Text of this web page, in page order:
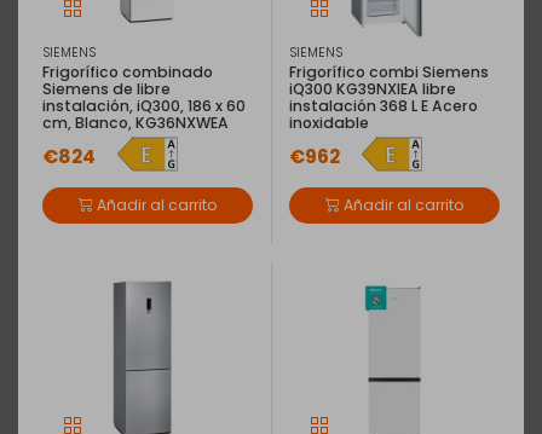
SIEMENS
Frigorífico combinado
Siemens de libre
instalación, iQ300, 186 x 60
cm, Blanco, KG36NXWEA
€824
Añadir al carrito
SIEMENS
Frigorífico combi Siemens
iQ300 KG39NXIEA libre
instalación 368 L E Acero
inoxidable
€962
Añadir al carrito